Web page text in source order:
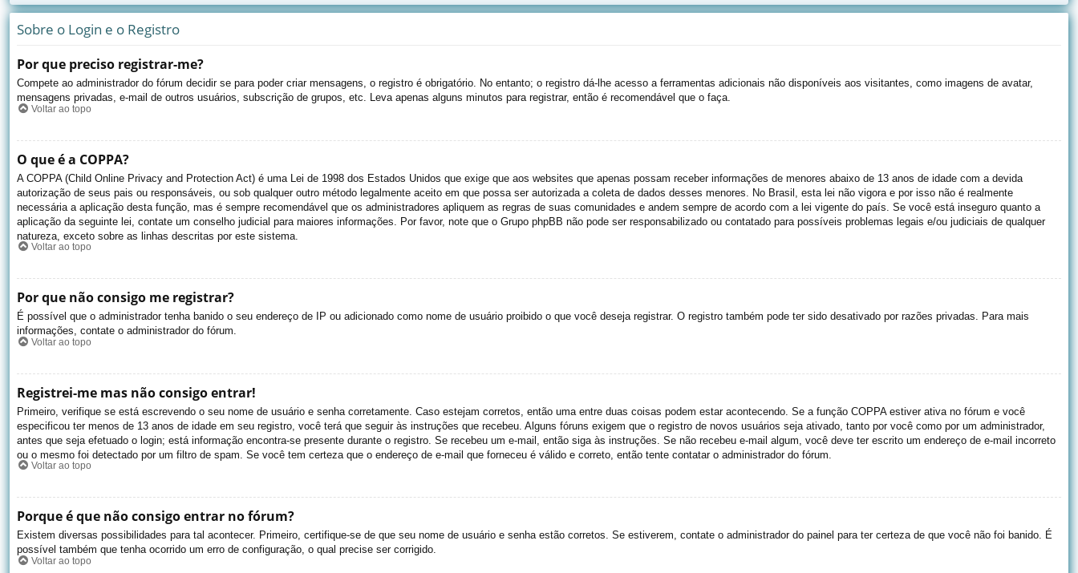
Sobre o Login e o Registro
Por que preciso registrar-me?
Compete ao administrador do fórum decidir se para poder criar mensagens, o registro é obrigatório. No entanto; o registro dá-lhe acesso a ferramentas adicionais não disponíveis aos visitantes, como imagens de avatar,
mensagens privadas, e-mail de outros usuários, subscrição de grupos, etc. Leva apenas alguns minutos para registrar, então é recomendável que o faça.
Voltar ao topo
O que é a COPPA?
A COPPA (Child Online Privacy and Protection Act) é uma Lei de 1998 dos Estados Unidos que exige que aos websites que apenas possam receber informações de menores abaixo de 13 anos de idade com a devida
autorização de seus pais ou responsáveis, ou sob qualquer outro método legalmente aceito em que possa ser autorizada a coleta de dados desses menores. No Brasil, esta lei não vigora e por isso não é realmente
necessária a aplicação desta função, mas é sempre recomendável que os administradores apliquem as regras de suas comunidades e andem sempre de acordo com a lei vigente do país. Se você está inseguro quanto a
aplicação da seguinte lei, contate um conselho judicial para maiores informações. Por favor, note que o Grupo phpBB não pode ser responsabilizado ou contatado para possíveis problemas legais e/ou judiciais de qualquer
natureza, exceto sobre as linhas descritas por este sistema.
Voltar ao topo
Por que não consigo me registrar?
É possível que o administrador tenha banido o seu endereço de IP ou adicionado como nome de usuário proibido o que você deseja registrar. O registro também pode ter sido desativado por razões privadas. Para mais
informações, contate o administrador do fórum.
Voltar ao topo
Registrei-me mas não consigo entrar!
Primeiro, verifique se está escrevendo o seu nome de usuário e senha corretamente. Caso estejam corretos, então uma entre duas coisas podem estar acontecendo. Se a função COPPA estiver ativa no fórum e você
especificou ter menos de 13 anos de idade em seu registro, você terá que seguir às instruções que recebeu. Alguns fóruns exigem que o registro de novos usuários seja ativado, tanto por você como por um administrador,
antes que seja efetuado o login; está informação encontra-se presente durante o registro. Se recebeu um e-mail, então siga às instruções. Se não recebeu e-mail algum, você deve ter escrito um endereço de e-mail incorreto
ou o mesmo foi detectado por um filtro de spam. Se você tem certeza que o endereço de e-mail que forneceu é válido e correto, então tente contatar o administrador do fórum.
Voltar ao topo
Porque é que não consigo entrar no fórum?
Existem diversas possibilidades para tal acontecer. Primeiro, certifique-se de que seu nome de usuário e senha estão corretos. Se estiverem, contate o administrador do painel para ter certeza de que você não foi banido. É
possível também que tenha ocorrido um erro de configuração, o qual precise ser corrigido.
Voltar ao topo